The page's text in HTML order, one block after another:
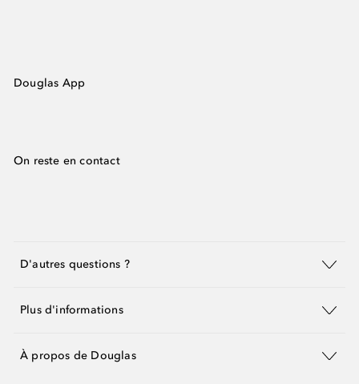
Douglas App
On reste en contact
D'autres questions ?
Plus d'informations
À propos de Douglas